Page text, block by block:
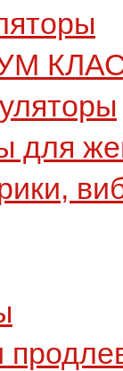
для